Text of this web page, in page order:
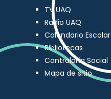
TV UAQ
Radio UAQ
Calendario Escolar
Bibliotecas
Contraloría Social
Mapa de sitio